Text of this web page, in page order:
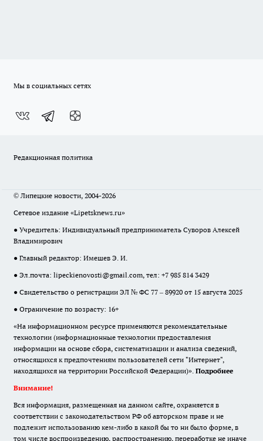
Мы в социальных сетях
Редакционная политика
© Липецкие новости, 2004-2026
Сетевое издание «Lipetsknews.ru»
● Учредитель: Индивидуальный предприниматель Суворов Алексей
Владимирович
● Главный редактор: Имешев Э. И.
● Эл.почта: lipeckienovosti@gmail.com, тел: +7 985 814 3429
● Свидетельство о регистрации ЭЛ № ФС 77 – 89920 от 15 августа 2025
● Ограничение по возрасту: 16+
«На информационном ресурсе применяются рекомендательные
технологии (информационные технологии предоставления
информации на основе сбора, систематизации и анализа сведений,
относящихся к предпочтениям пользователей сети "Интернет",
находящихся на территории Российской Федерации)». Подробнее
Внимание!
Вся информация, размещенная на данном сайте, охраняется в
соответствии с законодательством РФ об авторском праве и не
подлежит использованию кем-либо в какой бы то ни было форме, в
том числе воспроизведению, распространению, переработке не иначе